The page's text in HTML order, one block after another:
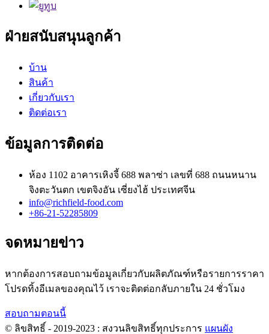
ฝ่ายสนับสนุนลูกค้า
บ้าน
สินค้า
เกี่ยวกับเรา
ติดต่อเรา
ข้อมูลการติดต่อ
ห้อง 1102 อาคารเหิงจี้ 688 พลาซ่า เลขที่ 688 ถนนหนาน
จิงตะวันตก เขตจิงอัน เซี่ยงไฮ้ ประเทศจีน
info@richfield-food.com
+86-21-52285809
จดหมายข่าว
หากต้องการสอบถามข้อมูลเกี่ยวกับผลิตภัณฑ์หรือรายการราคา
โปรดทิ้งอีเมลของคุณไว้ เราจะติดต่อกลับภายใน 24 ชั่วโมง
สอบถามตอนนี้
© ลิขสิทธิ์ - 2019-2023 : สงวนลิขสิทธิ์ทุกประการ แผนผัง